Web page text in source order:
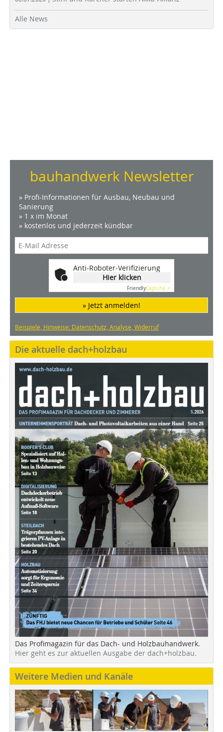
Alle News
bauhandwerk Newsletter
» Profi-Informationen für Ausbau, Neubau und
Sanierung
» 1 x im Monat
» kostenlos und jederzeit kündbar
Anti-Roboter-Verifizierung
Hier klicken
FriendlyCaptcha ⇗
» Jetzt anmelden!
Beispiele, Hinweise: Datenschutz, Analyse, Widerruf
Die aktuelle dach+holzbau
Das Profimagazin für das Dach- und Holzbauhandwerk.
Hier geht es zur aktuellen Ausgabe der dach+holzbau.
Weitere Medien und Kanäle